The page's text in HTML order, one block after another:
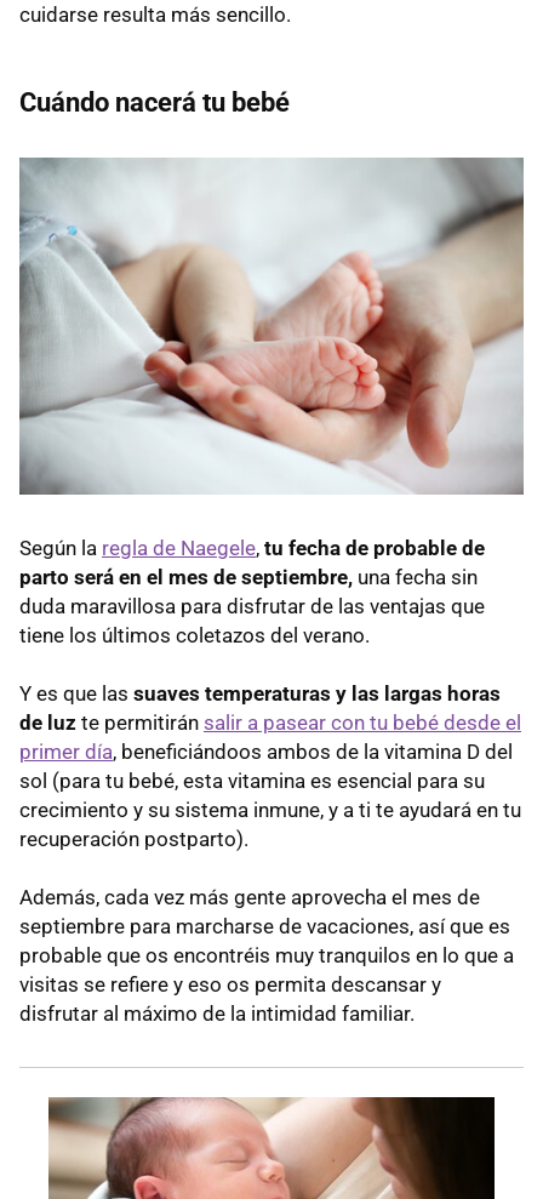
cuidarse resulta más sencillo.
Cuándo nacerá tu bebé
Según la regla de Naegele, tu fecha de probable de
parto será en el mes de septiembre, una fecha sin
duda maravillosa para disfrutar de las ventajas que
tiene los últimos coletazos del verano.
Y es que las suaves temperaturas y las largas horas
de luz te permitirán salir a pasear con tu bebé desde el
primer día, beneficiándoos ambos de la vitamina D del
sol (para tu bebé, esta vitamina es esencial para su
crecimiento y su sistema inmune, y a ti te ayudará en tu
recuperación postparto).
Además, cada vez más gente aprovecha el mes de
septiembre para marcharse de vacaciones, así que es
probable que os encontréis muy tranquilos en lo que a
visitas se refiere y eso os permita descansar y
disfrutar al máximo de la intimidad familiar.